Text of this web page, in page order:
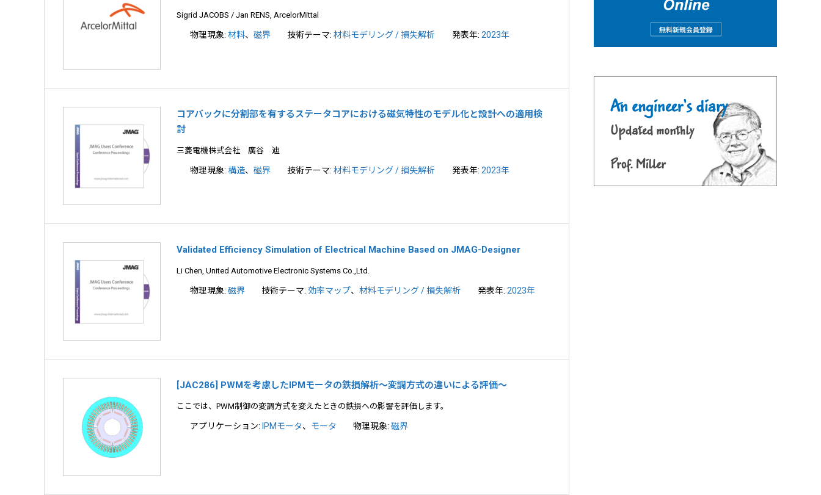
Sigrid JACOBS / Jan RENS, ArcelorMittal
物理現象: 材料、 磁界 技術テーマ:材料モデリング / 損失解析 発表年: 2023年
コアバックに分割部を有するステータコアにおける磁気特性のモデル化と設計への適用検
討
三菱電機株式会社 廣谷 迪
物理現象: 構造、 磁界 技術テーマ:材料モデリング / 損失解析 発表年: 2023年
Validated Efficiency Simulation of Electrical Machine Based on JMAG-Designer
Li Chen, United Automotive Electronic Systems Co.,Ltd.
物理現象: 磁界 技術テーマ: 効率マップ、材料モデリング / 損失解析 発表年: 2023年
[JAC286] PWMを考慮したIPMモータの鉄損解析～変調方式の違いによる評価～
ここでは、PWM制御の変調方式を変えたときの鉄損への影響を評価します。
アプリケーション: IPMモータ、 モータ 物理現象:磁界